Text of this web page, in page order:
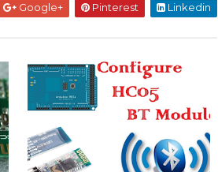
Google+ Pinterest Linkedin